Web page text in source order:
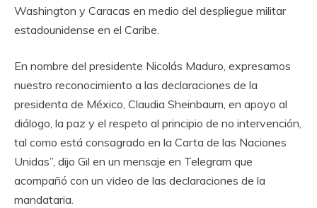
Washington y Caracas en medio del despliegue militar
estadounidense en el Caribe.
En nombre del presidente Nicolás Maduro, expresamos
nuestro reconocimiento a las declaraciones de la
presidenta de México, Claudia Sheinbaum, en apoyo al
diálogo, la paz y el respeto al principio de no intervención,
tal como está consagrado en la Carta de las Naciones
Unidas”, dijo Gil en un mensaje en Telegram que
acompañó con un video de las declaraciones de la
mandataria.